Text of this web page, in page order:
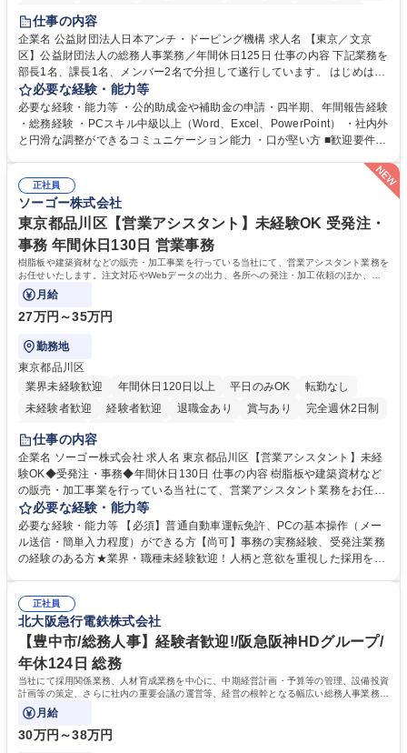
賞与あり
育休あり
食事補助あり
仕事の内容
企業名 公益財団法人日本アンチ・ドーピング機構 求人名 【東京／文京
区】公益財団法人の総務人事業務／年間休日125日 仕事の内容 下記業務を
部長1名、課長1名、メンバー2名で分担して遂行しています。 はじめは担
当者として業務を覚えていただき、ゆくゆくはリーダーやマネージャーポ
ジションとして活躍いただくことを期待しています。 【総務・人事グルー
プの業務内容】 ・人事制度関連 ・採用活動 ・教育研修の企画、実行 ・勤
怠管理 ・官公庁への各種提出 ・法定の会議運営（評議員会、理事会） ・
連 ・衛生管理 ・防災関連・公的助成金の管理・オフィス、ファシリティ
管理 ・福利厚生関連 ・職員からの問合せ、相談対応 ・その他日常の総務
業務全般 募集職種 【東京／文京区】公益財団法人の総務人事業務／年間
休日125日
必要な経験・能力等
必要な経験・能力等 ・公的助成金や補助金の申請・四半期、年間報告経験
・総務経験 ・PCスキル中級以上（Word、Excel、PowerPoint） ・社内外
と円滑な調整ができるコミュニケーション能力 ・口が堅い方 ■歓迎要件
正社員
ソーゴー株式会社
東京都品川区【営業アシスタント】未経験OK 受発注・
事務 年間休日130日 営業事務
樹脂板や建築資材などの販売・加工事業を行っている当社にて、営業アシスタント業務を
お任せいたします。注文対応やWebデータの出力、各所への発注・加工依頼のほか、電
話・メール対応等の事務業務を担当します。
月給
27万円～35万円
勤務地
東京都品川区
業界未経験歓迎
年間休日120日以上 平日のみOK
転勤なし
未経験者歓迎
経験者歓迎 退職金あり 賞与あり
完全週休2日制
交通費支給
仕事の内容
企業名 ソーゴー株式会社 求人名 東京都品川区【営業アシスタント】未経
験OK◆受発注・事務◆年間休日130日 仕事の内容 樹脂板や建築資材など
の販売・加工事業を行っている当社にて、営業アシスタント業務をお任せ
いたします。注文対応やWebデータの出力、各所への発注・加工依頼のほ
か、電話・メール対応等の事務業務を担当します。 ■受注・発注業務：FA
Xによる注文対応、Web発注データのプリントアウト、各仕入先・協力会
社への発注および加工依頼等 ■納品書・請求書の作成および発送手配 ■商
当社の指定する業務 募集職種 東京都品川区【営業アシスタント】未経験O
K◆受発注・事務◆年間休日130日
必要な経験・能力等
必要な経験・能力等 【必須】普通自動車運転免許、PCの基本操作（メー
ル送信・簡単入力程度）ができる方【尚可】事務の実務経験、受発注業務
の経験のある方★業界・職種未経験歓迎！人柄と意欲を重視した採用を行
変化に臨機応変かつ柔軟に対応できる方、約束を守り正確に作業を進めら
れる方を求めています。高度なPCスキルや関数知識は一切不要です。丁
寧な指導体制が整っているため、安心してお仕事をスタートしていただけ
ます。 学歴・資格 学歴：大学院 大学 高専 短大 専修学校 高校 語学力：
資格：
正社員
北大阪急行電鉄株式会社
【豊中市/総務人事】経験者歓迎!/阪急阪神HDグループ/
年休124日 総務
当社にて採用関係業務、人材育成業務を中心に、中期経営計画・予算等の管理、設備投資
計画等の策定、さらに社内の重要会議の運営等、経営の根幹となる幅広い総務人事業務全
般を担当していただきます。
月給
30万円～38万円